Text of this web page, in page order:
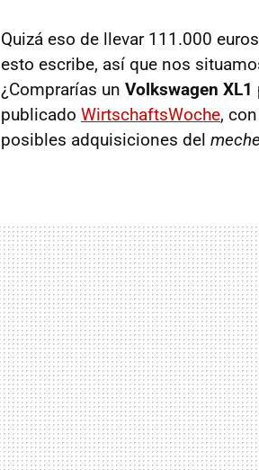
Quizá eso de llevar 111.000
esto escribe, así que nos
¿Comprarías un Volkswagen XL1
publicado WirtschaftsWoche,
posibles adquisiciones del